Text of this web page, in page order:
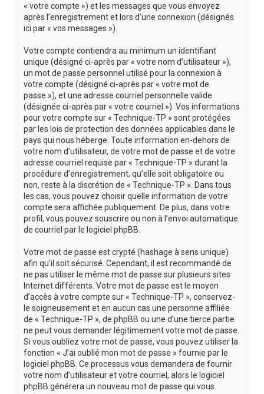
« votre compte ») et les messages que vous envoyez
après l’enregistrement et lors d’une connexion (désignés
ici par « vos messages »).
Votre compte contiendra au minimum un identifiant
unique (désigné ci-après par « votre nom d’utilisateur »),
un mot de passe personnel utilisé pour la connexion à
votre compte (désigné ci-après par « votre mot de
passe »), et une adresse courriel personnelle valide
(désignée ci-après par « votre courriel »). Vos informations
pour votre compte sur « Technique-TP » sont protégées
par les lois de protection des données applicables dans le
pays qui nous héberge. Toute information en-dehors de
votre nom d’utilisateur, de votre mot de passe et de votre
adresse courriel requise par « Technique-TP » durant la
procédure d’enregistrement, qu’elle soit obligatoire ou
non, reste à la discrétion de « Technique-TP ». Dans tous
les cas, vous pouvez choisir quelle information de votre
compte sera affichée publiquement. De plus, dans votre
profil, vous pouvez souscrire ou non à l’envoi automatique
de courriel par le logiciel phpBB.
Votre mot de passe est crypté (hashage à sens unique)
afin qu’il soit sécurisé. Cependant, il est recommandé de
ne pas utiliser le même mot de passe sur plusieurs sites
Internet différents. Votre mot de passe est le moyen
d’accès à votre compte sur « Technique-TP », conservez-
le soigneusement et en aucun cas une personne affiliée
de « Technique-TP », de phpBB ou une d’une tierce partie
ne peut vous demander légitimement votre mot de passe.
Si vous oubliez votre mot de passe, vous pouvez utiliser la
fonction « J’ai oublié mon mot de passe » fournie par le
logiciel phpBB. Ce processus vous demandera de fournir
votre nom d’utilisateur et votre courriel, alors le logiciel
phpBB générera un nouveau mot de passe qui vous